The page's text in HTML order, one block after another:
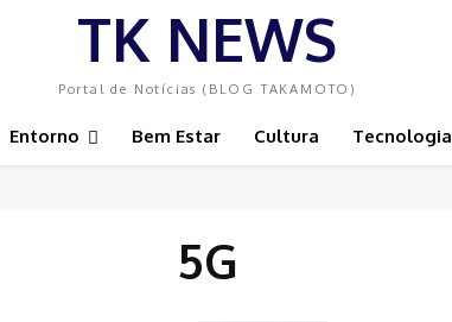
TK NEWS
Portal de Notícias (BLOG TAKAMOTO)
Entorno Bem Estar Cultura Tecnologia
5G